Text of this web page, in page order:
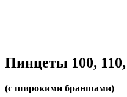
Пинцеты 100,
(с широкими браншами)